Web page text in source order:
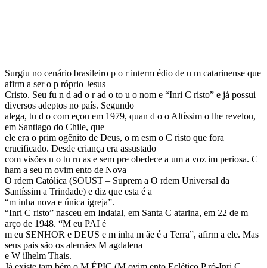
Surgiu no cenário brasileiro p o r interm édio de u m catarinense que
afirm a ser o p róprio Jesus
Cristo. Seu fu n d ad o r ad o to u o nom e “Inri C risto” e já possui
diversos adeptos no país. Segundo
alega, tu d o com eçou em 1979, quan d o o Altíssim o lhe revelou,
em Santiago do Chile, que
ele era o prim ogênito de Deus, o m esm o C risto que fora
crucificado. Desde criança era assustado
com visões n o tu rn as e sem pre obedece a um a voz im periosa. C
ham a seu m ovim ento de Nova
O rdem Católica (SOUST – Suprem a O rdem Universal da
Santíssim a Trindade) e diz que esta é a
“m inha nova e única igreja”.
“Inri C risto” nasceu em Indaial, em Santa C atarina, em 22 de m
arço de 1948. “M eu PAI é
m eu SENHOR e DEUS e m inha m ãe é a Terra”, afirm a ele. Mas
seus pais são os alemães M agdalena
e W ilhelm Thais.